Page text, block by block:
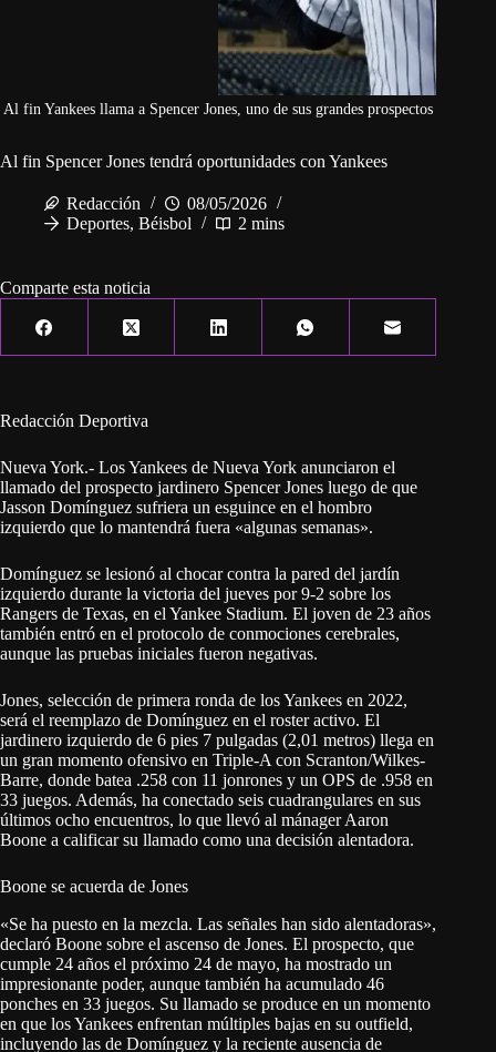
Al fin Yankees llama a Spencer Jones, uno de sus grandes prospectos
Al fin Spencer Jones tendrá oportunidades con Yankees
Redacción
08/05/2026
Deportes, Béisbol 2 mins
Comparte esta noticia
Redacción Deportiva
Nueva York.- Los Yankees de Nueva York anunciaron el
llamado del prospecto jardinero Spencer Jones luego de que
Jasson Domínguez sufriera un esguince en el hombro
izquierdo que lo mantendrá fuera «algunas semanas».
Domínguez se lesionó al chocar contra la pared del jardín
izquierdo durante la victoria del jueves por 9-2 sobre los
Rangers de Texas, en el Yankee Stadium. El joven de 23 años
también entró en el protocolo de conmociones cerebrales,
aunque las pruebas iniciales fueron negativas.
Jones, selección de primera ronda de los Yankees en 2022,
será el reemplazo de Domínguez en el roster activo. El
jardinero izquierdo de 6 pies 7 pulgadas (2,01 metros) llega en
un gran momento ofensivo en Triple-A con Scranton/Wilkes-
Barre, donde batea .258 con 11 jonrones y un OPS de .958 en
33 juegos. Además, ha conectado seis cuadrangulares en sus
últimos ocho encuentros, lo que llevó al mánager Aaron
Boone a calificar su llamado como una decisión alentadora.
Boone se acuerda de Jones
«Se ha puesto en la mezcla. Las señales han sido alentadoras»,
declaró Boone sobre el ascenso de Jones. El prospecto, que
cumple 24 años el próximo 24 de mayo, ha mostrado un
impresionante poder, aunque también ha acumulado 46
ponches en 33 juegos. Su llamado se produce en un momento
en que los Yankees enfrentan múltiples bajas en su outfield,
incluyendo las de Domínguez y la reciente ausencia de